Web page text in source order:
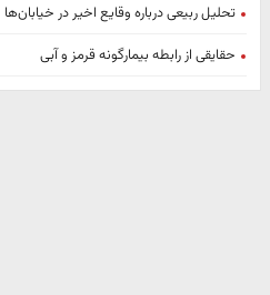
تحلیل ربیعی درباره وقایع اخیر در خیابان‌ها
حقایقی از رابطه بیمارگونه قرمز و آبی